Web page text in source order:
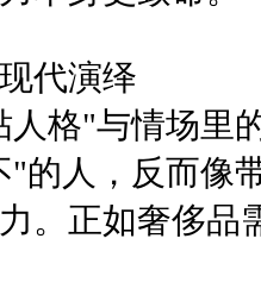
代演绎
人格"与情场里
的人，反而像
。正如奢侈品